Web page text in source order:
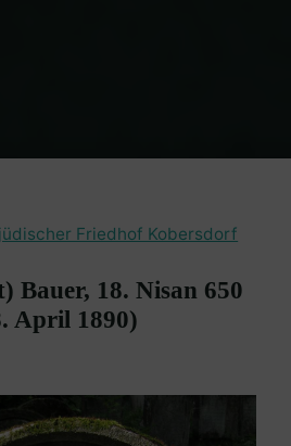
Friedhof Kobersdorf
Bauer, 18. Nisan 650
April 1890)